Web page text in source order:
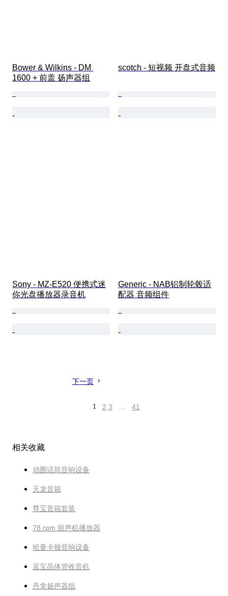
Bower & Wilkins - DM
1600 + 前盖 扬声器组
scotch - 短视频 开盘式音频
Sony - MZ-E520 便携式迷
你光盘播放器录音机
Generic - NAB铝制轮毂适
配器 音频组件
下一页
1 2 3 … 41
相关收藏
动圈话筒音响设备
天龙音箱
尊宝音箱套装
78 rpm 留声机播放器
哈曼卡顿音响设备
蓝宝晶体管收音机
丹拿扬声器组